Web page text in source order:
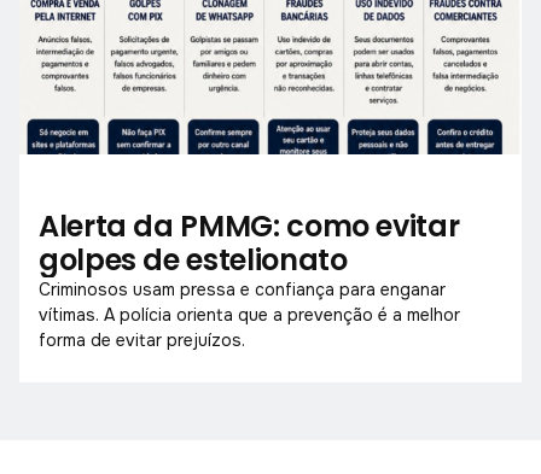
Alerta da PMMG: como evitar
golpes de estelionato
Criminosos usam pressa e confiança para enganar
vítimas. A polícia orienta que a prevenção é a melhor
forma de evitar prejuízos.